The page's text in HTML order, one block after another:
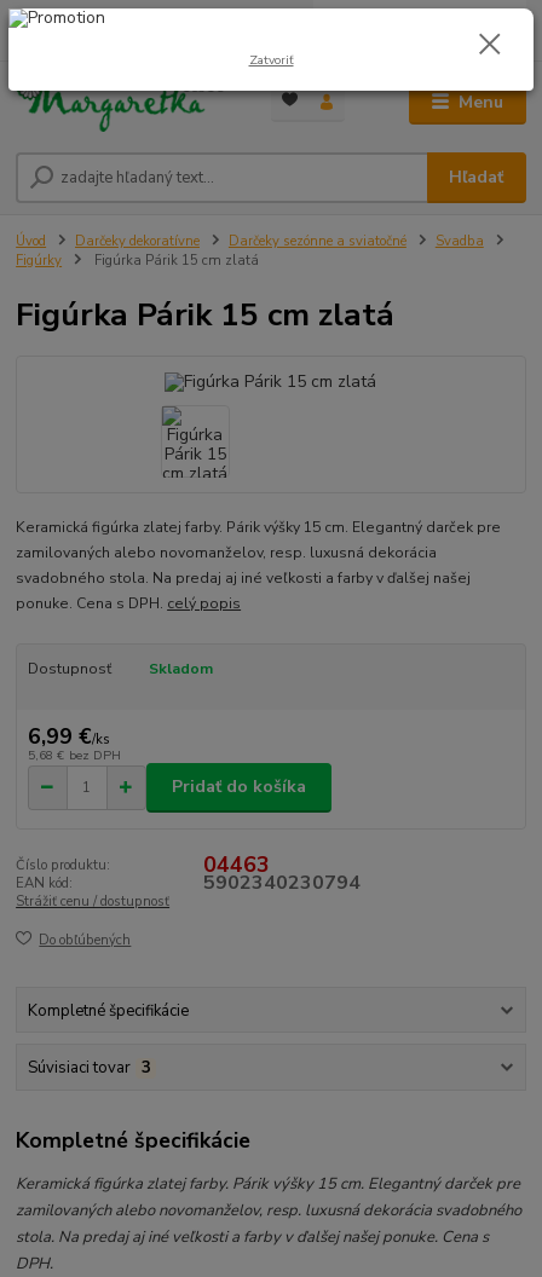
Menu
Hľadať
0948 236 042
0,00 €
Úvod Darčeky dekoratívne Darčeky sezónne a sviatočné
Svadba
Figúrky
Figúrka Párik 15 cm zlatá
Figúrka Párik 15 cm zlatá
Keramická figúrka zlatej farby. Párik výšky 15 cm. Elegantný darček pre
zamilovaných alebo novomanželov, resp. luxusná dekorácia
svadobného stola. Na predaj aj iné veľkosti a farby v ďalšej našej
ponuke. Cena s DPH. celý popis
Dostupnosť Skladom
6,99 €/ks
5,68 € bez DPH
Pridať do košíka
Číslo produktu: 04463
EAN kód: 5902340230794
Strážiť cenu / dostupnosť
Do obľúbených
Kompletné špecifikácie
Súvisiaci tovar 3
Kompletné špecifikácie
Keramická figúrka zlatej farby. Párik výšky 15 cm. Elegantný darček pre
zamilovaných alebo novomanželov, resp. luxusná dekorácia svadobného
stola. Na predaj aj iné veľkosti a farby v ďalšej našej ponuke. Cena s
DPH.
Zatvoriť